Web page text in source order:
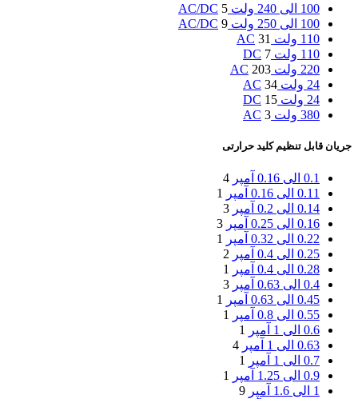
100 الی 240 ولت AC/DC
5
100 الی 250 ولت AC/DC
9
110 ولت AC
31
110 ولت DC
7
220 ولت AC
203
24 ولت AC
34
24 ولت DC
15
380 ولت AC
3
جریان قابل تنظیم کلید حرارتی
0.1 الی 0.16 آمپر
4
0.11 الی 0.16 آمپر
1
0.14 الی 0.2 آمپر
3
0.16 الی 0.25 آمپر
3
0.22 الی 0.32 آمپر
1
0.25 الی 0.4 آمپر
2
0.28 الی 0.4 آمپر
1
0.4 الی 0.63 آمپر
3
0.45 الی 0.63 آمپر
1
0.55 الی 0.8 آمپر
1
0.6 الی 1 آمپر
1
0.63 الی 1 آمپر
4
0.7 الی 1 آمپر
1
0.9 الی 1.25 آمپر
1
1 الی 1.6 آمپر
9